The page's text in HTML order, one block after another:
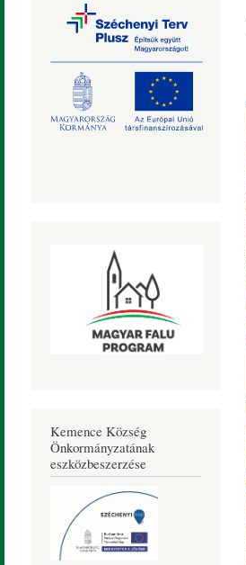
Kemence Község
Önkormányzatának
eszközbeszerzése